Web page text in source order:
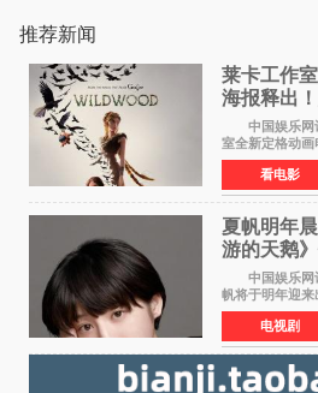
推荐新闻
莱卡工作
海报释出
月开启
中国娱乐网
室全新定格动
报，女孩为找回
世界，一场关
开。 本片由
看电影
夏帆明年
游的天鹅
中国娱乐网
帆将于明年迎来
NHK于8月4日
半期的晨间剧
田望智饰演的生
电视剧